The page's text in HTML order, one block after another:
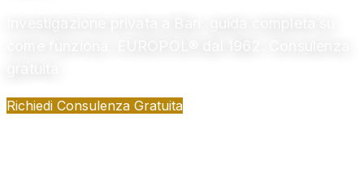
Richiedi Consulenza Gratuita